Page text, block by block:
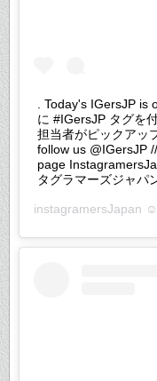
. Today's IGersJP
に #IGersJP タグを
担当者がピックアッ
follow us @IGersJP
page
タグラマーズジャパ
instagramersJapan